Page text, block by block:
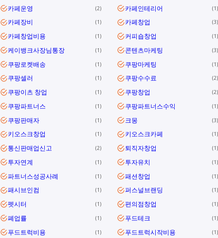
카페운영 2 카페인테리어 1
카페장비 1 카페창업 3
카페창업비용 1 커피숍창업 1
케이뱅크사장님통장 1 콘텐츠마케팅 3
쿠팡로켓배송 1 쿠팡마케팅 1
쿠팡셀러 1 쿠팡수수료 2
쿠팡이츠 창업 1 쿠팡창업 2
쿠팡파트너스 1 쿠팡파트너스수익 1
쿠팡판매자 1 크몽 3
키오스크창업 1 키오스크카페 1
통신판매업신고 2 퇴직자창업 1
투자연계 1 투자유치 1
파트너스성공사례 1 패션창업 1
패시브인컴 1 퍼스널브랜딩 1
펫시터 1 편의점창업 1
폐업률 1 푸드테크 1
푸드트럭비용 1 푸드트럭시작비용 1